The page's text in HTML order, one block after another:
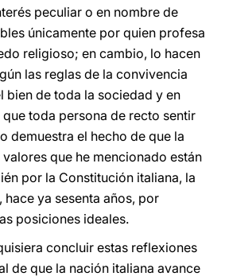
peculiar o en nombre de
únicamente por quien profesa
religioso; en cambio, lo hacen
las reglas de la convivencia
bien de toda la sociedad y en
toda persona de recto sentir
demuestra el hecho de que la
que he mencionado están
por la Constitución italiana, la
ya sesenta años, por
posiciones ideales.
concluir estas reflexiones
de que la nación italiana avance